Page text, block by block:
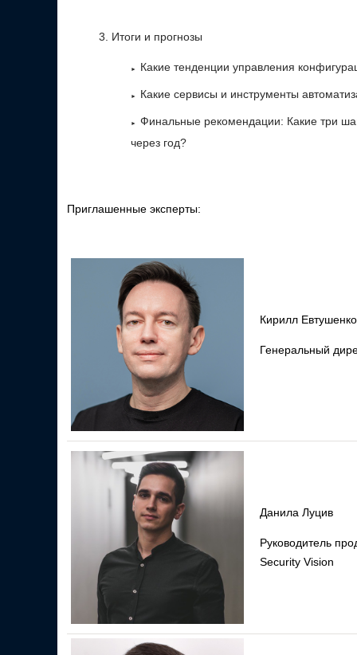
Итоги и прогнозы
Какие тенденции управления
Какие сервисы и инструменты
Финальные рекомендации: Какие три
через год?
Приглашенные эксперты:
Кирилл Евтушенко
Генеральный
Данила Луцив
Руководитель
Security Vision